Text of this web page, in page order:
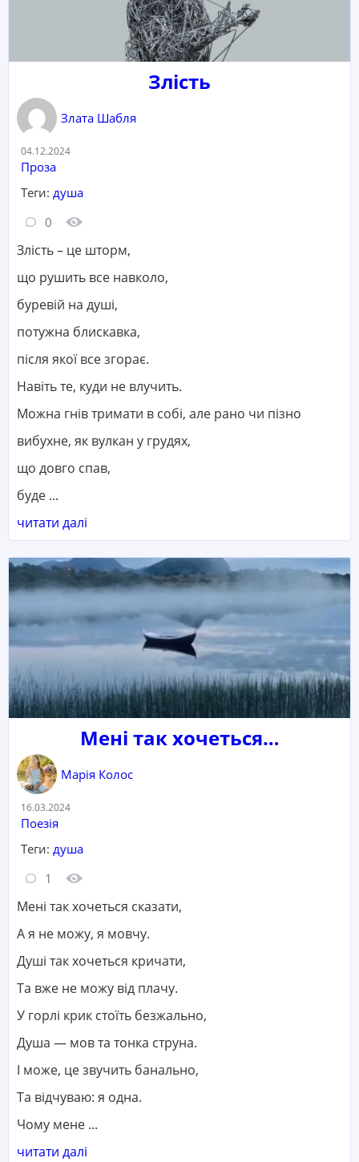
Злість
Злата Шабля
Дата:
04.12.2024
Категорія:
Проза
Теги: душа
Кількість коментарів:
0 Кількість переглядів:
Злість – це шторм,
що рушить все навколо,
буревій на душі,
потужна блискавка,
після якої все згорає.
Навіть те, куди не влучить.
Можна гнів тримати в собі, але рано чи пізно
вибухне, як вулкан у грудях,
що довго спав,
буде ...
читати далі
Мені так хочеться…
Марія Колос
Дата:
16.03.2024
Категорія:
Поезія
Теги: душа
Кількість коментарів:
1 Кількість переглядів:
Мені так хочеться сказати,
А я не можу, я мовчу.
Душі так хочеться кричати,
Та вже не можу від плачу.
У горлі крик стоїть безжально,
Душа — мов та тонка струна.
І може, це звучить банально,
Та відчуваю: я одна.
Чому мене ...
читати далі